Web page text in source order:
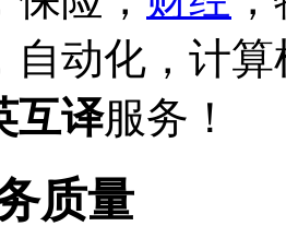
自动化，计
互译服务！
质量